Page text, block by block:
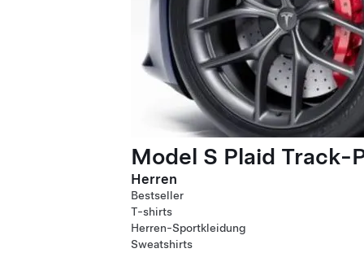
Model S Plaid Track-
Herren
Bestseller
T-shirts
Herren-Sportkleidung
Sweatshirts